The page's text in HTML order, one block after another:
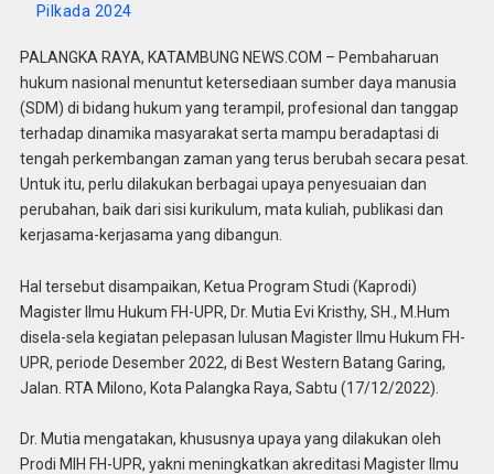
Pilkada 2024
PALANGKA RAYA, KATAMBUNG NEWS.COM – Pembaharuan
hukum nasional menuntut ketersediaan sumber daya manusia
(SDM) di bidang hukum yang terampil, profesional dan tanggap
terhadap dinamika masyarakat serta mampu beradaptasi di
tengah perkembangan zaman yang terus berubah secara pesat.
Untuk itu, perlu dilakukan berbagai upaya penyesuaian dan
perubahan, baik dari sisi kurikulum, mata kuliah, publikasi dan
kerjasama-kerjasama yang dibangun.
Hal tersebut disampaikan, Ketua Program Studi (Kaprodi)
Magister Ilmu Hukum FH-UPR, Dr. Mutia Evi Kristhy, SH., M.Hum
disela-sela kegiatan pelepasan lulusan Magister Ilmu Hukum FH-
UPR, periode Desember 2022, di Best Western Batang Garing,
Jalan. RTA Milono, Kota Palangka Raya, Sabtu (17/12/2022).
Dr. Mutia mengatakan, khususnya upaya yang dilakukan oleh
Prodi MIH FH-UPR, yakni meningkatkan akreditasi Magister Ilmu